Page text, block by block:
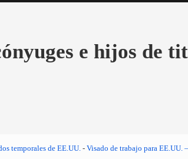
e hijos de
temporales de EE.UU. - Visado de trabajo para EE.UU.